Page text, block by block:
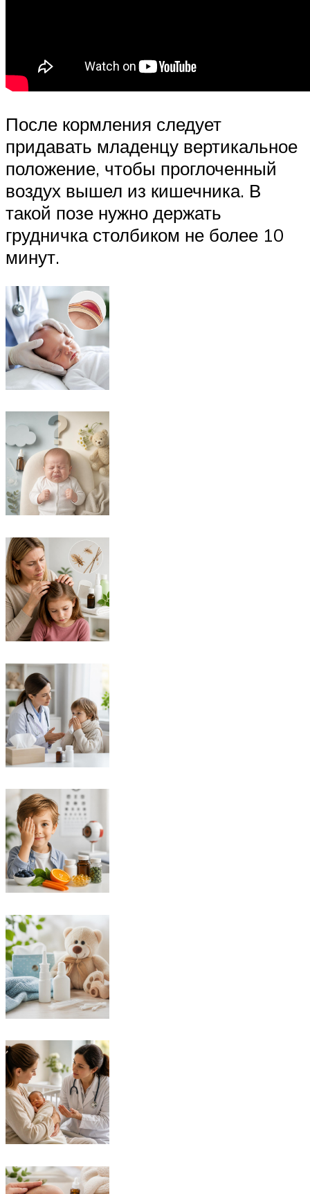
После кормления следует
придавать младенцу вертикальное
положение, чтобы проглоченный
воздух вышел из кишечника. В
такой позе нужно держать
грудничка столбиком не более 10
минут.